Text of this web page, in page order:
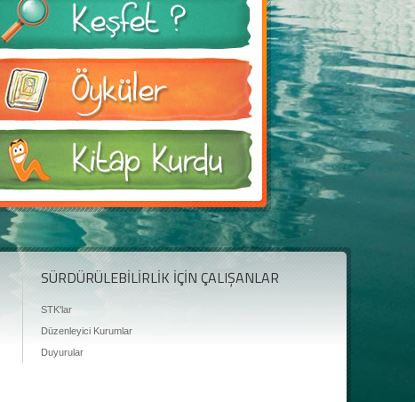
SÜRDÜRÜLEBİLİRLİK İÇİN ÇALIŞANLAR
STK'lar
Düzenleyici Kurumlar
Duyurular